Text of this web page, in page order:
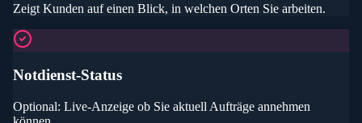
Zeigt Kunden auf einen Blick, in welchen Orten Sie arbeiten.
Notdienst-Status
Optional: Live-Anzeige ob Sie aktuell Aufträge annehmen